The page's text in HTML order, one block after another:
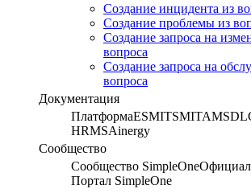
Создание инцидента из
Создание проблемы из
Cоздание запроса на
вопроса
Создание запроса на
вопроса
Документация
ПлатформаESMITSMITAM
HRMSAinergy
Сообщество
Сообщество SimpleOne
Портал SimpleOne